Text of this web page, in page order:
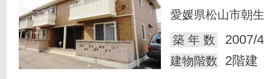
愛媛県松山市朝
築 年 数
2007/
建物階数 2階建